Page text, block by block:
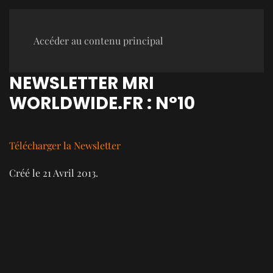
Accéder au contenu principal
NEWSLETTER MRI
WORLDWIDE.FR : N°10
Télécharger la Newsletter
Créé le 21 Avril 2013.